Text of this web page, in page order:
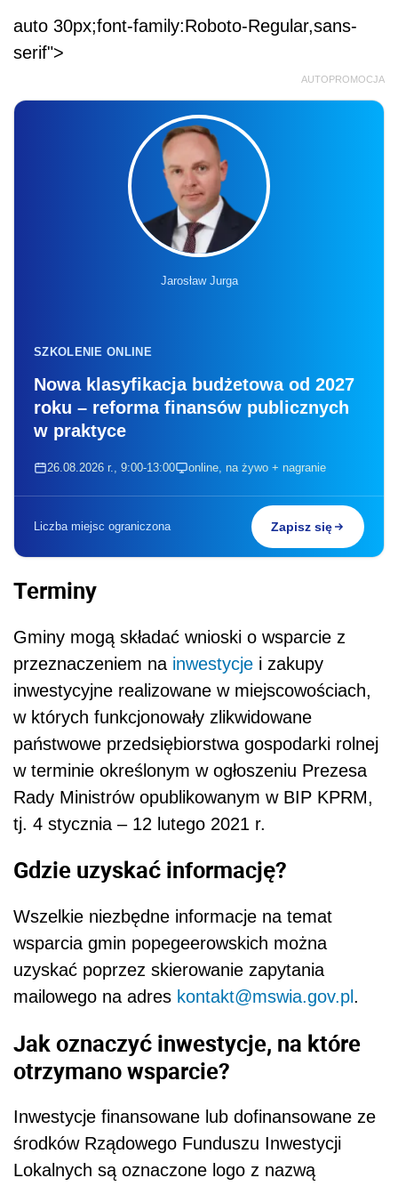
auto 30px;font-family:Roboto-Regular,sans-
serif">
AUTOPROMOCJA
Jarosław Jurga
SZKOLENIE ONLINE
Nowa klasyfikacja budżetowa od 2027
roku – reforma finansów publicznych
w praktyce
26.08.2026 r., 9:00-13:00 online, na żywo + nagranie
Liczba miejsc ograniczona Zapisz się
Terminy
Gminy mogą składać wnioski o wsparcie z
przeznaczeniem na inwestycje i zakupy
inwestycyjne realizowane w miejscowościach,
w których funkcjonowały zlikwidowane
państwowe przedsiębiorstwa gospodarki rolnej
w terminie określonym w ogłoszeniu Prezesa
Rady Ministrów opublikowanym w BIP KPRM,
tj. 4 stycznia – 12 lutego 2021 r.
Gdzie uzyskać informację?
Wszelkie niezbędne informacje na temat
wsparcia gmin popegeerowskich można
uzyskać poprzez skierowanie zapytania
mailowego na adres kontakt@mswia.gov.pl .
Jak oznaczyć inwestycje, na które
otrzymano wsparcie?
Inwestycje finansowane lub dofinansowane ze
środków Rządowego Funduszu Inwestycji
Lokalnych są oznaczone logo z nazwą